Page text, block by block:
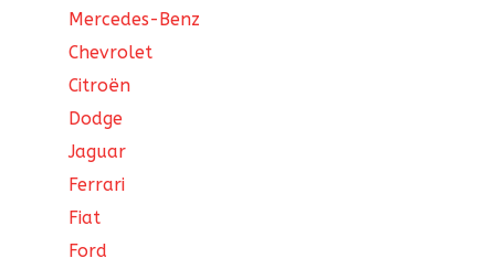
Mercedes-Benz
Chevrolet
Citroën
Dodge
Jaguar
Ferrari
Fiat
Ford